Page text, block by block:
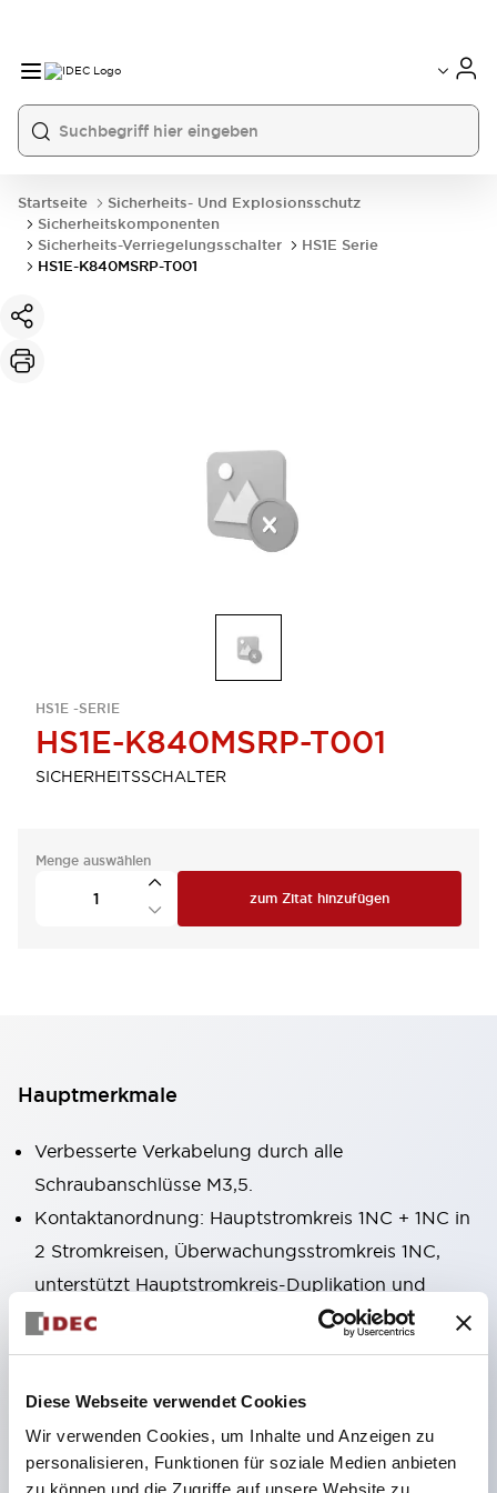
Diese Webseite verwendet Cookies
Wir verwenden Cookies, um Inhalte und Anzeigen zu
personalisieren, Funktionen für soziale Medien anbieten
zu können und die Zugriffe auf unsere Website zu
Startseite
Sicherheits- Und Explosionsschutz
Sicherheitskomponenten
Sicherheits-Verriegelungsschalter
HS1E Serie
HS1E-K840MSRP-T001
HS1E -SERIE
HS1E-K840MSRP-T001
SICHERHEITSSCHALTER
Menge auswählen
zum Zitat hinzufügen
Hauptmerkmale
Verbesserte Verkabelung durch alle
Schraubanschlüsse M3,5.
Kontaktanordnung: Hauptstromkreis 1NC + 1NC in
2 Stromkreisen, Überwachungsstromkreis 1NC,
unterstützt Hauptstromkreis-Duplikation und
Schlossüberwachung.
Für den Einsatz in großen Anlagen ist auch eine
Der Aktuator wird an der Schutzklappe, der
Sicherheitsschalter am Maschinengehäuse